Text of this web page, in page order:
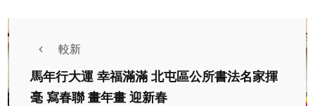
較新
馬年行大運 幸福滿滿 北屯區公所書法名家揮
毫 寫春聯 畫年畫 迎新春